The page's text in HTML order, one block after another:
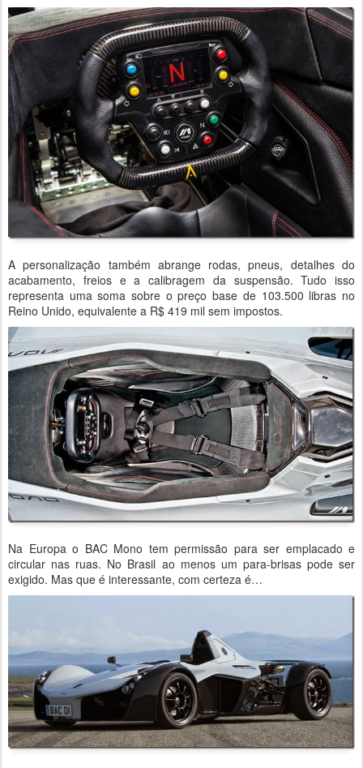
A personalização também abrange rodas, pneus, detalhes do
acabamento, freios e a calibragem da suspensão. Tudo isso
representa uma soma sobre o preço base de 103.500 libras no
Reino Unido, equivalente a R$ 419 mil sem impostos.
Na Europa o BAC Mono tem permissão para ser emplacado e
circular nas ruas. No Brasil ao menos um para-brisas pode ser
exigido. Mas que é interessante, com certeza é…